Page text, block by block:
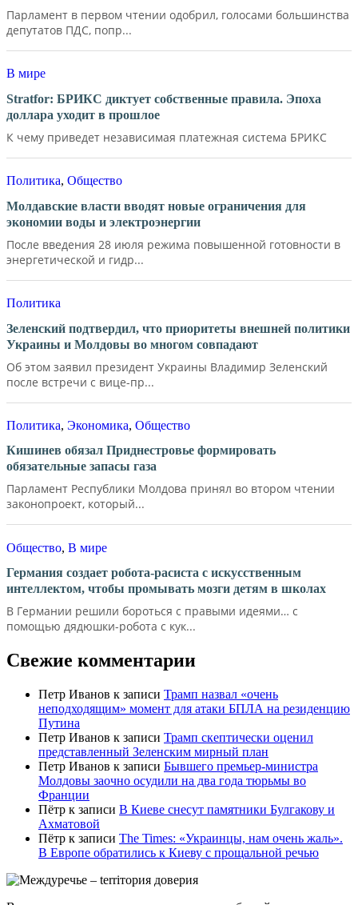
Парламент в первом чтении одобрил, голосами большинства
депутатов ПДС, попр...
В мире
Stratfor: БРИКС диктует собственные правила. Эпоха
доллара уходит в прошлое
К чему приведет независимая платежная система БРИКС
Политика, Общество
Молдавские власти вводят новые ограничения для
экономии воды и электроэнергии
После введения 28 июля режима повышенной готовности в
энергетической и гидр...
Политика
Зеленский подтвердил, что приоритеты внешней политики
Украины и Молдовы во многом совпадают
Об этом заявил президент Украины Владимир Зеленский
после встречи с вице-пр...
Политика, Экономика, Общество
Кишинев обязал Приднестровье формировать
обязательные запасы газа
Парламент Республики Молдова принял во втором чтении
законопроект, который...
Общество, В мире
Германия создает робота-расиста с искусственным
интеллектом, чтобы промывать мозги детям в школах
В Германии решили бороться с правыми идеями… с
помощью дядюшки-робота с кук...
Свежие комментарии
Петр Иванов к записи Трамп назвал «очень
неподходящим» момент для атаки БПЛА на резиденцию
Путина
Петр Иванов к записи Трамп скептически оценил
представленный Зеленским мирный план
Петр Иванов к записи Бывшего премьер-министра
Молдовы заочно осудили на два года тюрьмы во
Франции
Пётр к записи В Киеве снесут памятники Булгакову и
Ахматовой
Пётр к записи Тhe Times: «Украинцы, нам очень жаль».
В Европе обратились к Киеву с прощальной речью